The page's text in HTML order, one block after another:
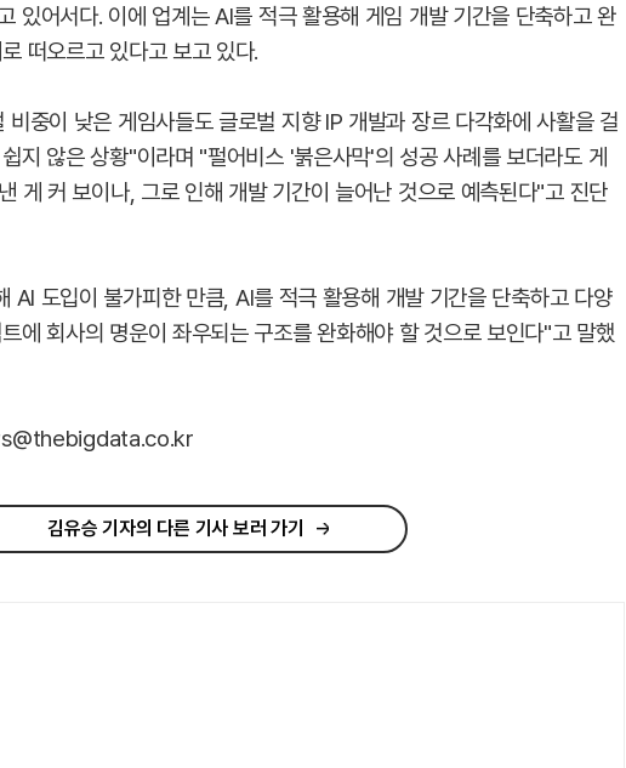
있어서다. 이에 업계는 AI를 적극 활용해 게임 개발 기간을 단축하고 완
떠오르고 있다고 보고 있다.
중이 낮은 게임사들도 글로벌 지향 IP 개발과 장르 다각화에 사활을 걸
지 않은 상황"이라며 "펄어비스 '붉은사막'의 성공 사례를 보더라도 게
게 커 보이나, 그로 인해 개발 기간이 늘어난 것으로 예측된다"고 진단
AI 도입이 불가피한 만큼, AI를 적극 활용해 개발 기간을 단축하고 다양
에 회사의 명운이 좌우되는 구조를 완화해야 할 것으로 보인다"고 말했
김유승 기자의 다른 기사 보러 가기